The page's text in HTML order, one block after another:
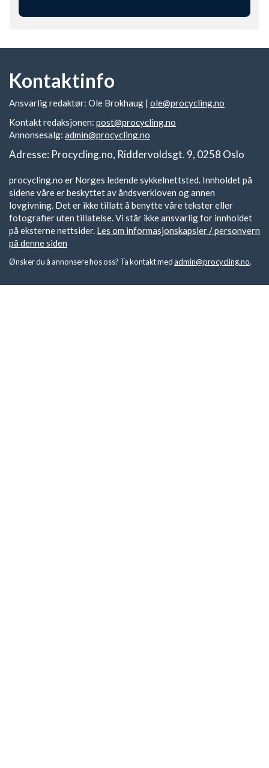
Kontaktinfo
Ansvarlig redaktør: Ole Brokhaug | ole@procycling.no
Kontakt redaksjonen: post@procycling.no
Annonsesalg: admin@procycling.no
Adresse: Procycling.no, Riddervoldsgt. 9, 0258 Oslo
procycling.no er Norges ledende sykkelnettsted. Innholdet på
sidene våre er beskyttet av åndsverkloven og annen
lovgivning. Det er ikke tillatt å benytte våre tekster eller
fotografier uten tillatelse. Vi står ikke ansvarlig for innholdet
på eksterne nettsider. Les om informasjonskapsler / personvern
på denne siden
Ønsker du å annonsere hos oss? Ta kontakt medadmin@procycling.no.